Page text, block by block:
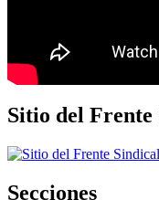
Sitio del
Secciones